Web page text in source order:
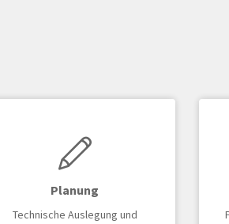
Planung
Technische Auslegung und